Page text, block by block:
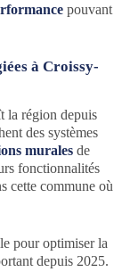
pouvant
à Croissy-
la région depuis
des systèmes
murales de
fonctionnalités
cette commune où
pour optimiser la
depuis 2025.